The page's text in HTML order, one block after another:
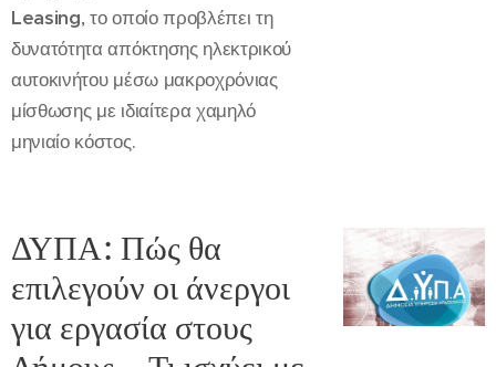
Leasing, το οποίο προβλέπει τη
δυνατότητα απόκτησης ηλεκτρικού
αυτοκινήτου μέσω μακροχρόνιας
μίσθωσης με ιδιαίτερα χαμηλό
μηνιαίο κόστος.
ΔΥΠΑ: Πώς θα
επιλεγούν οι άνεργοι
για εργασία στους